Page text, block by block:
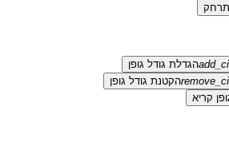
הגדלת גודל גופן
הקטנת גודל גופן
קריא